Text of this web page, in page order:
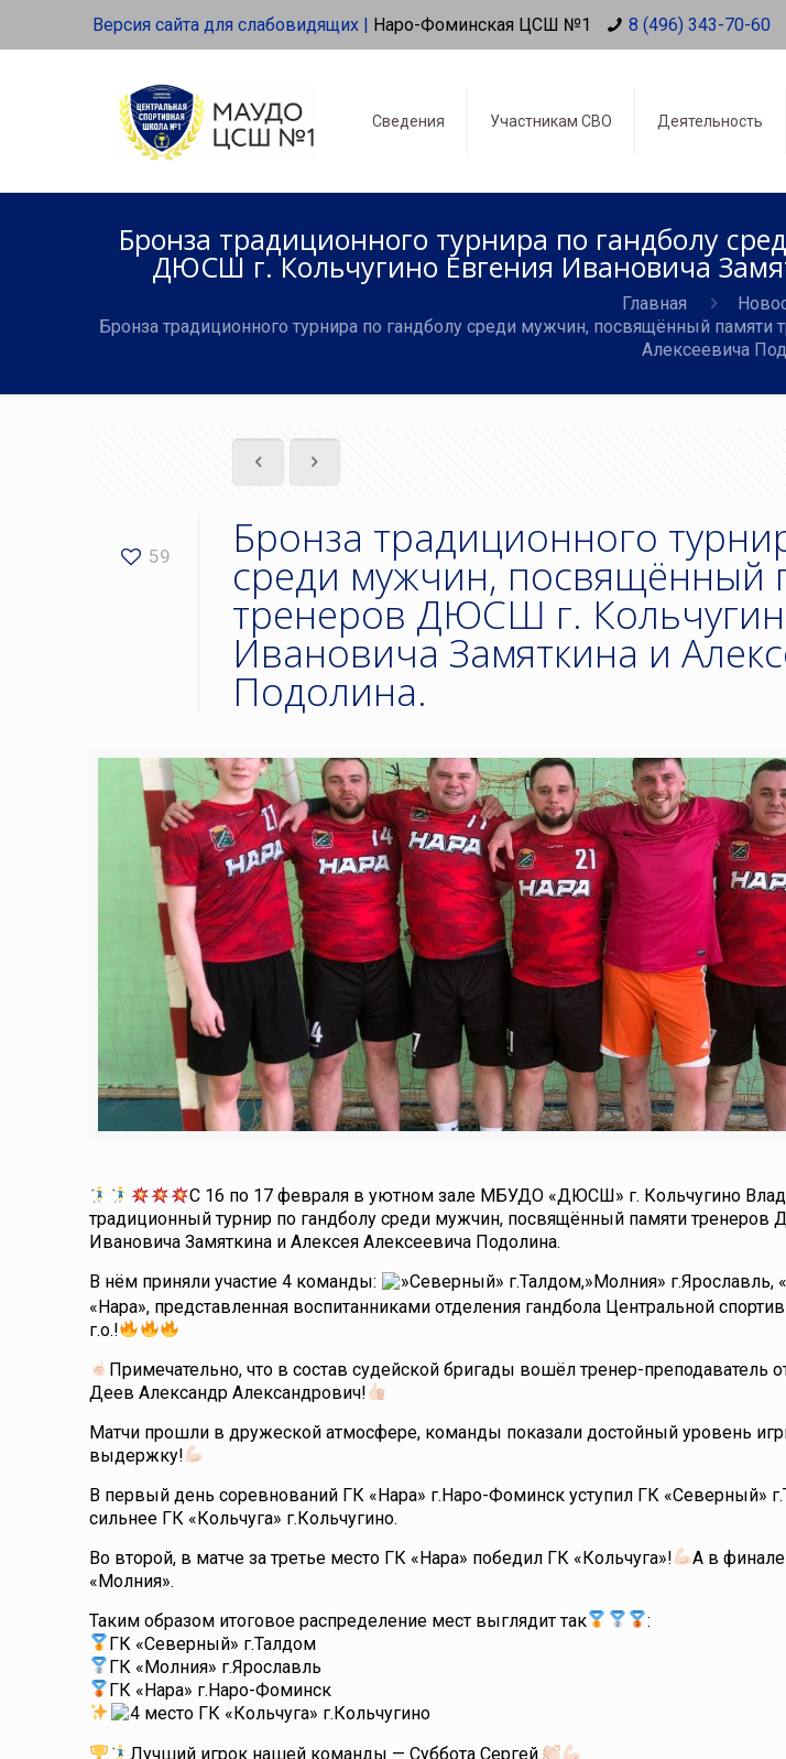
Версия сайта для слабовидящих | Наро-Фоминская ЦСШ №1 8 (496) 343-70-60
Сведения Участникам СВО Деятельность
Бронза традиционного турнира по гандболу
ДЮСШ г. Кольчугино Евгения Ивановича
Главная
Бронза традиционного турнира по гандболу среди мужчин, посвящённый
Алексеевича
59 Бронза традиционного
среди мужчин, посвящённый
тренеров ДЮСШ г.
Ивановича Замяткина и
Подолина.
С 16 по 17 февраля в уютном зале МБУДО «ДЮСШ» г. Кольчугино
традиционный турнир по гандболу среди мужчин, посвящённый памяти тренеров
Ивановича Замяткина и Алексея Алексеевича Подолина.
В нём приняли участие 4 команды:
»Северный» г.Талдом,»Молния» г.Ярославль,
«Нара», представленная воспитанниками отделения гандбола Центральной
г.о.!
Примечательно, что в состав судейской бригады вошёл тренер-преподаватель
Деев Александр Александрович!
Матчи прошли в дружеской атмосфере, команды показали достойный уровень
выдержку!
В первый день соревнований ГК «Нара» г.Наро-Фоминск уступил ГК «Северный»
сильнее ГК «Кольчуга» г.Кольчугино.
Во второй, в матче за третье место ГК «Нара» победил ГК «Кольчуга»!
А в
«Молния».
Таким образом итоговое распределение мест выглядит так
:
ГК «Северный» г.Талдом
ГК «Молния» г.Ярославль
ГК «Нара» г.Наро-Фоминск
4 место ГК «Кольчуга» г.Кольчугино
Лучший игрок нашей команды — Суббота Сергей.